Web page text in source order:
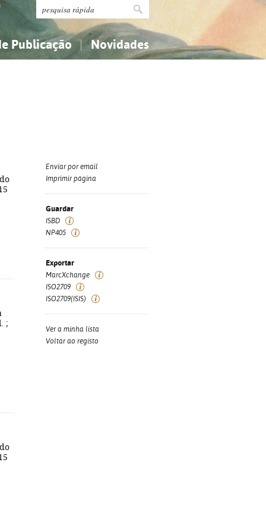
Publicação Novidades
;
Enviar por email
Imprimir página
Guardar
ISBD
NP405
Exportar
MarcXchange
ISO2709
ISO2709(ISIS)
Ver a minha lista
Voltar ao registo